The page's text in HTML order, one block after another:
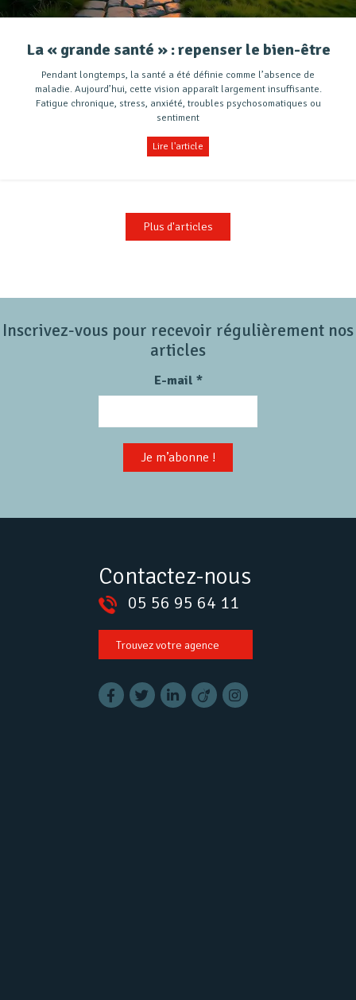
La « grande santé » : repenser le bien-être
Pendant longtemps, la santé a été définie comme l’absence de
maladie. Aujourd’hui, cette vision apparaît largement insuffisante.
Fatigue chronique, stress, anxiété, troubles psychosomatiques ou
sentiment
Lire l'article
Plus d'articles
Inscrivez-vous pour recevoir régulièrement nos
articles
E-mail *
Contactez-nous
05 56 95 64 11
Trouvez votre agence